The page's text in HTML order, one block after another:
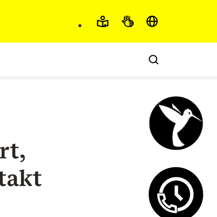
Barrierefreiheit und